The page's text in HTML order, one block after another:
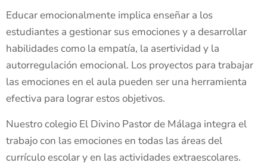
Educar emocionalmente implica enseñar a los
estudiantes a gestionar sus emociones y a desarrollar
habilidades como la empatía, la asertividad y la
autorregulación emocional. Los proyectos para trabajar
las emociones en el aula pueden ser una herramienta
efectiva para lograr estos objetivos.
Nuestro colegio El Divino Pastor de Málaga integra el
trabajo con las emociones en todas las áreas del
currículo escolar y en las actividades extraescolares.